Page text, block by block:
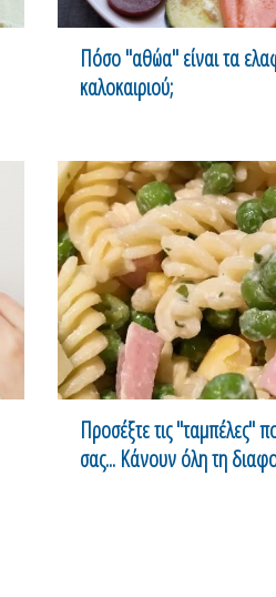
Πόσο "αθώα" είναι τα
καλοκαιριού;
Προσέξτε τις "ταμπέλες"
σας... Κάνουν όλη τη